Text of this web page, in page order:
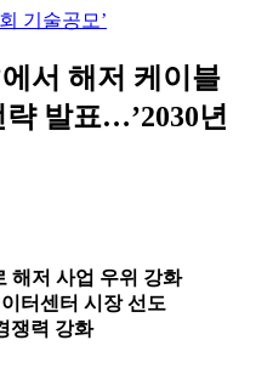
기술공모’
서 해저 케이블
발표…’2030년
해저 사업 우위 강화
터센터 시장 선도
쟁력 강화